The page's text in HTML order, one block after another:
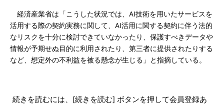
経済産業省は「こうした状況では、AI技術を用いたサービスを
活用する際の契約実務に関して、AI活用に関する契約に伴う法的
なリスクを十分に検討できていなかったり、保護すべきデータや
情報が予期せぬ目的に利用されたり、第三者に提供されたりする
など、想定外の不利益を被る懸念が生じる」と指摘している。
続きを読むには、[続きを読む] ボタンを押して会員登録あ